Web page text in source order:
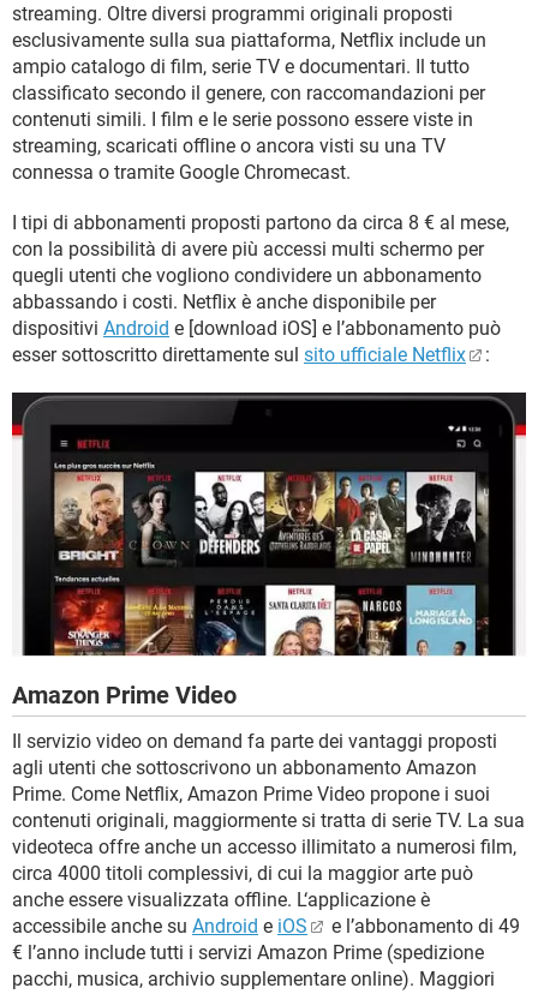
streaming. Oltre diversi programmi originali proposti
esclusivamente sulla sua piattaforma, Netflix include un
ampio catalogo di film, serie TV e documentari. Il tutto
classificato secondo il genere, con raccomandazioni per
contenuti simili. I film e le serie possono essere viste in
streaming, scaricati offline o ancora visti su una TV
connessa o tramite Google Chromecast.
I tipi di abbonamenti proposti partono da circa 8 € al mese,
con la possibilità di avere più accessi multi schermo per
quegli utenti che vogliono condividere un abbonamento
abbassando i costi. Netflix è anche disponibile per
dispositivi Android e [download iOS] e l’abbonamento può
esser sottoscritto direttamente sul sito ufficiale Netflix :
Amazon Prime Video
Il servizio video on demand fa parte dei vantaggi proposti
agli utenti che sottoscrivono un abbonamento Amazon
Prime. Come Netflix, Amazon Prime Video propone i suoi
contenuti originali, maggiormente si tratta di serie TV. La sua
videoteca offre anche un accesso illimitato a numerosi film,
circa 4000 titoli complessivi, di cui la maggior arte può
anche essere visualizzata offline. L‘applicazione è
accessibile anche su Android e iOS
e l’abbonamento di 49
€ l’anno include tutti i servizi Amazon Prime (spedizione
pacchi, musica, archivio supplementare online). Maggiori